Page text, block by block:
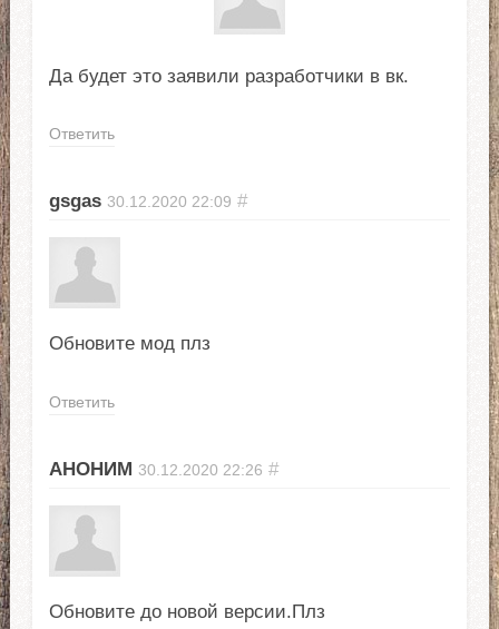
Да будет это заявили разработчики в вк.
Ответить
gsgas 30.12.2020 22:09 #
Обновите мод плз
Ответить
АНОНИМ 30.12.2020 22:26 #
Обновите до новой версии.Плз